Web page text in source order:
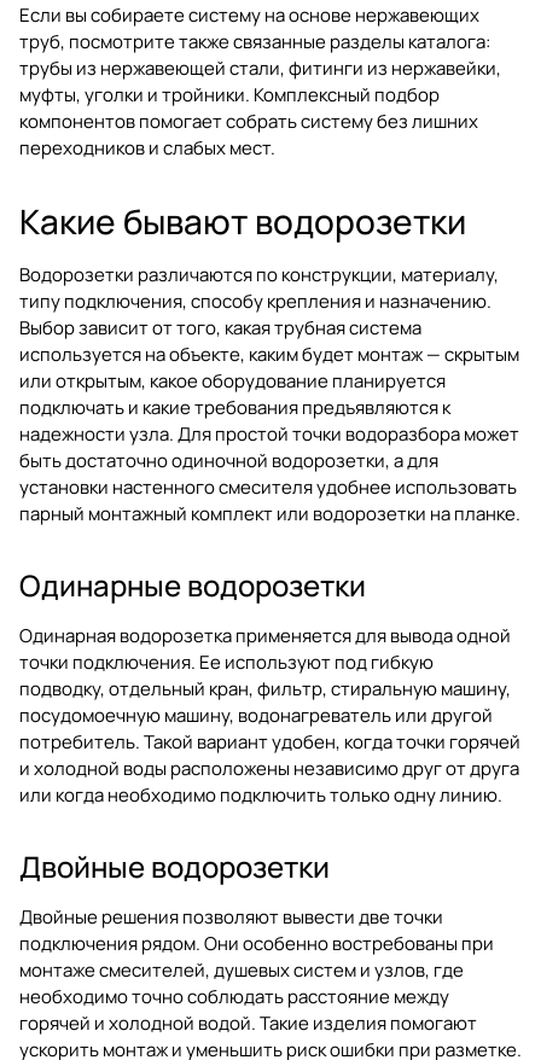
Если вы собираете систему на основе нержавеющих
труб, посмотрите также связанные разделы каталога:
трубы из нержавеющей стали,фитинги из нержавейки,
муфты,уголки итройники. Комплексный подбор
компонентов помогает собрать систему без лишних
переходников и слабых мест.
Какие бывают водорозетки
Водорозетки различаются по конструкции, материалу,
типу подключения, способу крепления и назначению.
Выбор зависит от того, какая трубная система
используется на объекте, каким будет монтаж — скрытым
или открытым, какое оборудование планируется
подключать и какие требования предъявляются к
надежности узла. Для простой точки водоразбора может
быть достаточно одиночной водорозетки, а для
установки настенного смесителя удобнее использовать
парный монтажный комплект или водорозетки на планке.
Одинарные водорозетки
Одинарная водорозетка применяется для вывода одной
точки подключения. Ее используют под гибкую
подводку, отдельный кран, фильтр, стиральную машину,
посудомоечную машину, водонагреватель или другой
потребитель. Такой вариант удобен, когда точки горячей
и холодной воды расположены независимо друг от друга
или когда необходимо подключить только одну линию.
Двойные водорозетки
Двойные решения позволяют вывести две точки
подключения рядом. Они особенно востребованы при
монтаже смесителей, душевых систем и узлов, где
необходимо точно соблюдать расстояние между
горячей и холодной водой. Такие изделия помогают
ускорить монтаж и уменьшить риск ошибки при разметке.